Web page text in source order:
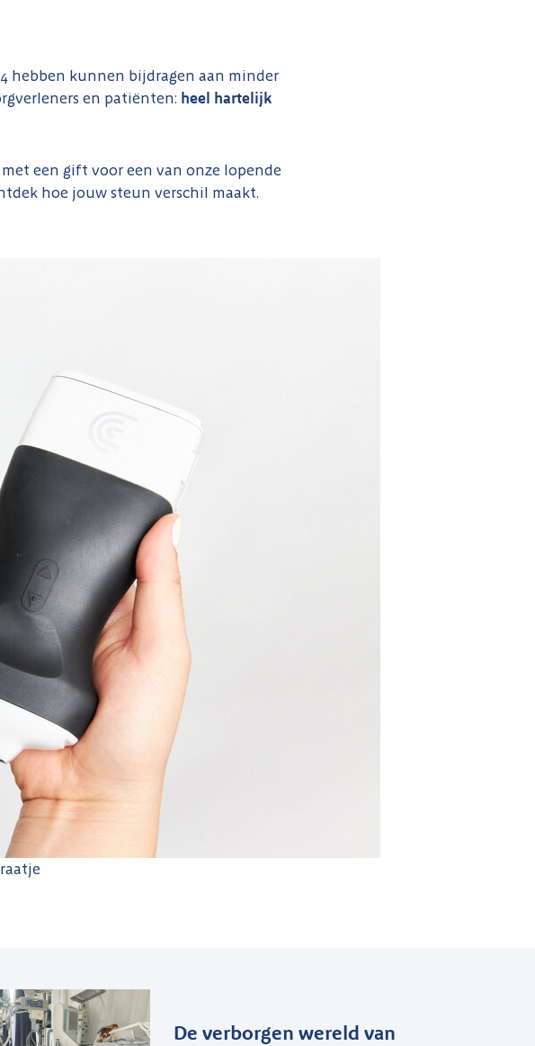
hebben kunnen bijdragen aan minder
en patiënten: heel hartelijk
een gift voor een van onze lopende
hoe jouw steun verschil maakt.
De verborgen wereld van